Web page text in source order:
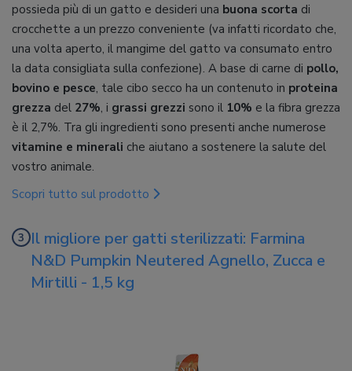
possieda più di un gatto e desideri una buona scorta di
crocchette a un prezzo conveniente (va infatti ricordato che,
una volta aperto, il mangime del gatto va consumato entro
la data consigliata sulla confezione). A base di carne di pollo,
bovino e pesce, tale cibo secco ha un contenuto in proteina
grezza del 27%, i grassi grezzi sono il 10% e la fibra grezza
è il 2,7%. Tra gli ingredienti sono presenti anche numerose
vitamine e minerali che aiutano a sostenere la salute del
vostro animale.
Scopri tutto sul prodotto
Il migliore per gatti sterilizzati: Farmina
N&D Pumpkin Neutered Agnello, Zucca e
Mirtilli - 1,5 kg